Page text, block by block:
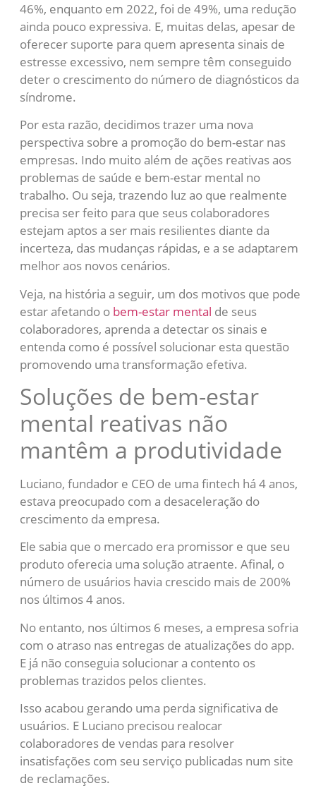
46%, enquanto em 2022, foi de 49%, uma redução
ainda pouco expressiva. E, muitas delas, apesar de
oferecer suporte para quem apresenta sinais de
estresse excessivo, nem sempre têm conseguido
deter o crescimento do número de diagnósticos da
síndrome.
Por esta razão, decidimos trazer uma nova
perspectiva sobre a promoção do bem-estar nas
empresas. Indo muito além de ações reativas aos
problemas de saúde e bem-estar mental no
trabalho. Ou seja, trazendo luz ao que realmente
precisa ser feito para que seus colaboradores
estejam aptos a ser mais resilientes diante da
incerteza, das mudanças rápidas, e a se adaptarem
melhor aos novos cenários.
Veja, na história a seguir, um dos motivos que pode
estar afetando o bem-estar mental de seus
colaboradores, aprenda a detectar os sinais e
entenda como é possível solucionar esta questão
promovendo uma transformação efetiva.
Soluções de bem-estar
mental reativas não
mantêm a produtividade
Luciano, fundador e CEO de uma fintech há 4 anos,
estava preocupado com a desaceleração do
crescimento da empresa.
Ele sabia que o mercado era promissor e que seu
produto oferecia uma solução atraente. Afinal, o
número de usuários havia crescido mais de 200%
nos últimos 4 anos.
No entanto, nos últimos 6 meses, a empresa sofria
com o atraso nas entregas de atualizações do app.
E já não conseguia solucionar a contento os
problemas trazidos pelos clientes.
Isso acabou gerando uma perda significativa de
usuários. E Luciano precisou realocar
colaboradores de vendas para resolver
insatisfações com seu serviço publicadas num site
de reclamações.